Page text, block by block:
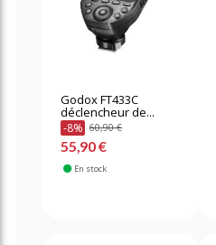
Godox FT433C
déclencheur de...
-8% 60,90 €
55,90 €
En stock